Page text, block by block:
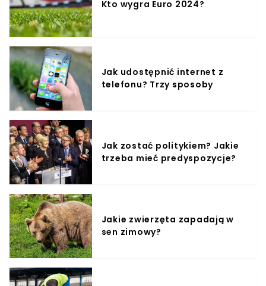
Kto wygra Euro 2024?
Jak udostępnić internet z
telefonu? Trzy sposoby
Jak zostać politykiem? Jakie
trzeba mieć predyspozycje?
Jakie zwierzęta zapadają w
sen zimowy?